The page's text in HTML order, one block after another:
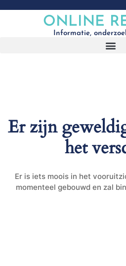
ONLINE
Informatie,
Er zijn
het
Er is iets moois in het
momenteel gebouwd en zal